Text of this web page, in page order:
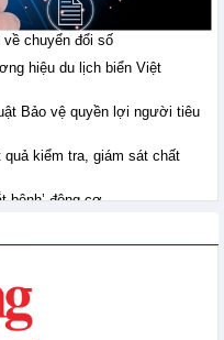
về chuyển đổi số
hiệu du lịch biển Việt
Bảo vệ quyền lợi người tiêu
quả kiểm tra, giám sát chất
bệnh’ động cơ